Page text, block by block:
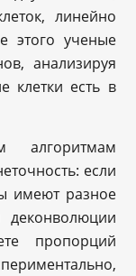
линейно
этого ученые
анализируя
клетки есть в
алгоритмам
если
имеют разное
пропорций